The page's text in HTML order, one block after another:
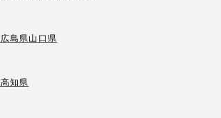
広島県山口県
高知県